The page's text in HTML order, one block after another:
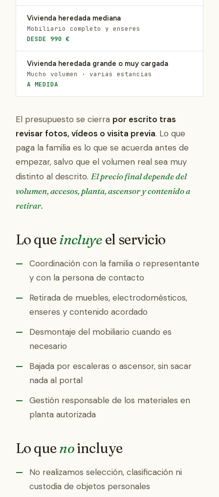
Vivienda heredada mediana
Mobiliario completo y enseres
DESDE 990 €
Vivienda heredada grande o muy cargada
Mucho volumen · varias estancias
A MEDIDA
El presupuesto se cierra por escrito tras
revisar fotos, vídeos o visita previa. Lo que
paga la familia es lo que se acuerda antes de
empezar, salvo que el volumen real sea muy
distinto al descrito. El precio final depende del
volumen, accesos, planta, ascensor y contenido a
retirar.
Lo queincluye el servicio
Coordinación con la familia o representante
y con la persona de contacto
Retirada de muebles, electrodomésticos,
enseres y contenido acordado
Desmontaje del mobiliario cuando es
necesario
Bajada por escaleras o ascensor, sin sacar
nada al portal
Gestión responsable de los materiales en
planta autorizada
Lo quenoincluye
No realizamos selección, clasificación ni
custodia de objetos personales